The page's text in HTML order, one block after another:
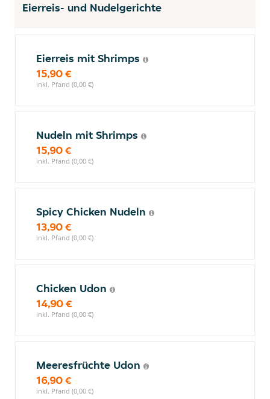
Eierreis- und Nudelgerichte
Eierreis mit Shrimps
15,90 €
inkl. Pfand (0,00 €)
Nudeln mit Shrimps
15,90 €
inkl. Pfand (0,00 €)
Spicy Chicken Nudeln
13,90 €
inkl. Pfand (0,00 €)
Chicken Udon
14,90 €
inkl. Pfand (0,00 €)
Meeresfrüchte Udon
16,90 €
inkl. Pfand (0,00 €)